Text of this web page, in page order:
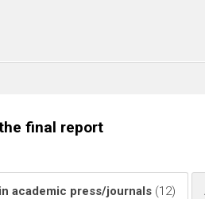
final report
academic press/journals (12)